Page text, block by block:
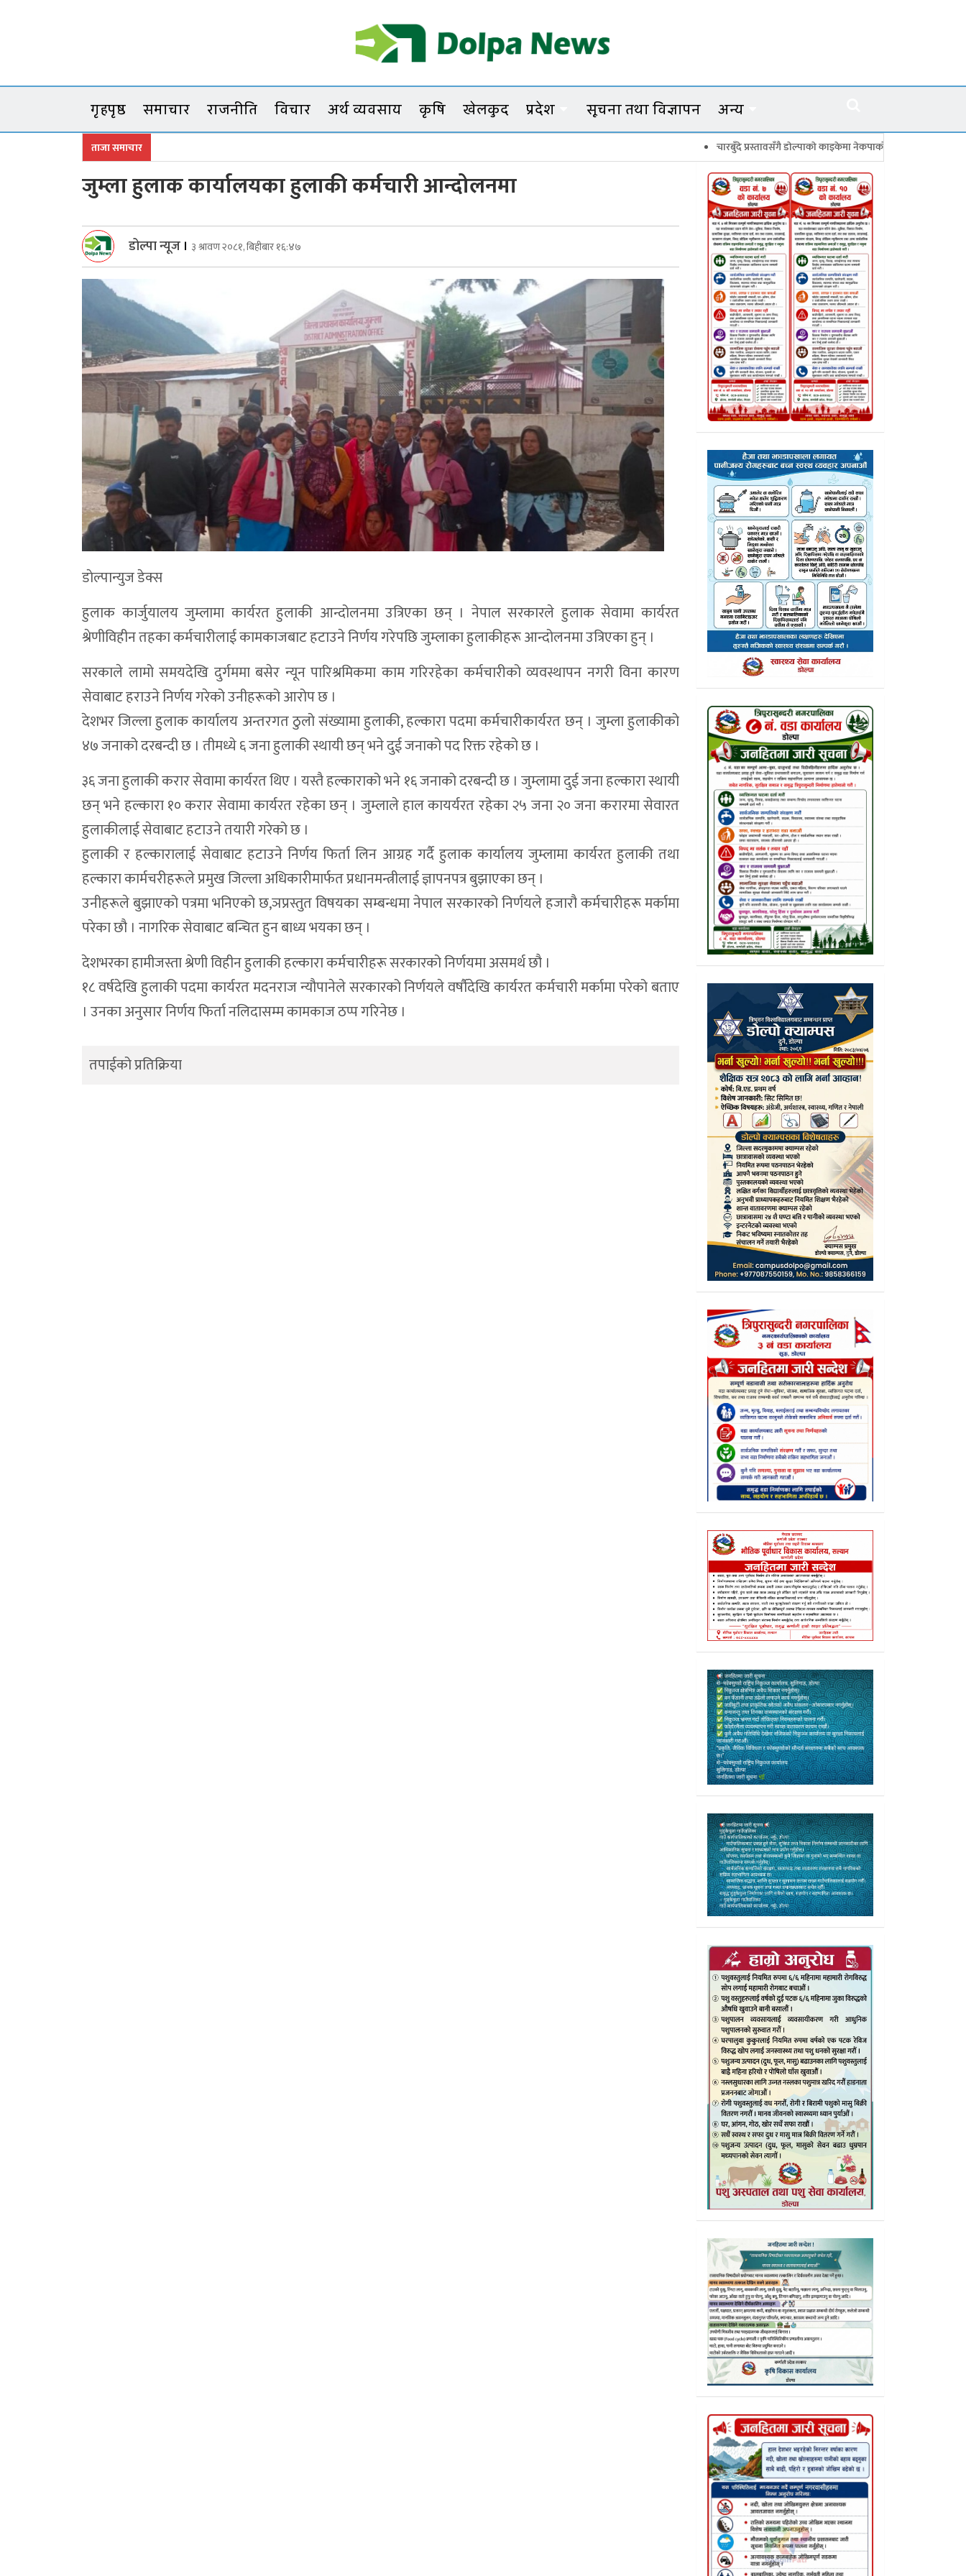
Dolpanews
गृहपृष्ठ समाचार राजनीति विचार अर्थ व्यवसाय कृषि खेलकुद प्रदेश सूचना तथा विज्ञापन अन्य
ताजा समाचार चारबुँदे प्रस्तावसँगै डाेल्पाकाे काइकेमा नेकपाकाे ९९ सदस्यीय गाउँ समिति गठन
जुम्ला हुलाक कार्यालयका हुलाकी कर्मचारी आन्दोलनमा
डोल्पा न्यूज । ३ श्रावण २०८१, बिहीबार १६:४७
डाेल्पान्युज डेक्स
हुलाक कार्जुयालय जुम्लामा कार्यरत हुलाकी आन्दोलनमा उत्रिएका छन् । नेपाल सरकारले हुलाक सेवामा कार्यरत
श्रेणीविहीन तहका कर्मचारीलाई कामकाजबाट हटाउने निर्णय गरेपछि जुम्लाका हुलाकीहरू आन्दोलनमा उत्रिएका हुन् ।
सरकाले लामो समयदेखि दुर्गममा बसेर न्यून पारिश्रमिकमा काम गरिरहेका कर्मचारीको व्यवस्थापन नगरी विना कारण
सेवाबाट हराउने निर्णय गरेको उनीहरूको आरोप छ ।
देशभर जिल्ला हुलाक कार्यालय अन्तरगत ठुलो संख्यामा हुलाकी, हल्कारा पदमा कर्मचारीकार्यरत छन् । जुम्ला हुलाकीको
४७ जनाको दरबन्दी छ । तीमध्ये ६ जना हुलाकी स्थायी छन् भने दुई जनाको पद रिक्त रहेको छ ।
३६ जना हुलाकी करार सेवामा कार्यरत थिए । यस्तै हल्काराको भने १६ जनाको दरबन्दी छ । जुम्लामा दुई जना हल्कारा स्थायी
छन् भने हल्कारा १० करार सेवामा कार्यरत रहेका छन् । जुम्लाले हाल कायर्यरत रहेका २५ जना २० जना करारमा सेवारत
हुलाकीलाई सेवाबाट हटाउने तयारी गरेको छ ।
हुलाकी र हल्कारालाई सेवाबाट हटाउने निर्णय फिर्ता लिन आग्रह गर्दै हुलाक कार्यालय जुम्लामा कार्यरत हुलाकी तथा
हल्कारा कार्मचरीहरूले प्रमुख जिल्ला अधिकारीमार्फत प्रधानमन्त्रीलाई ज्ञापनपत्र बुझाएका छन् ।
उनीहरूले बुझाएको पत्रमा भनिएको छ,ञप्रस्तुत विषयका सम्बन्धमा नेपाल सरकारको निर्णयले हजारौ कर्मचारीहरू मर्कामा
परेका छौ । नागरिक सेवाबाट बन्चित हुन बाध्य भयका छन् ।
देशभरका हामीजस्ता श्रेणी विहीन हुलाकी हल्कारा कर्मचारीहरू सरकारको निर्णयमा असमर्थ छौ ।
१८ वर्षदेखि हुलाकी पदमा कार्यरत मदनराज न्यौपानेले सरकारको निर्णयले वर्षाैदेखि कार्यरत कर्मचारी मर्कामा परेको बताए
। उनका अनुसार निर्णय फिर्ता नलिदासम्म कामकाज ठप्प गरिनेछ ।
तपाईको प्रतिक्रिया